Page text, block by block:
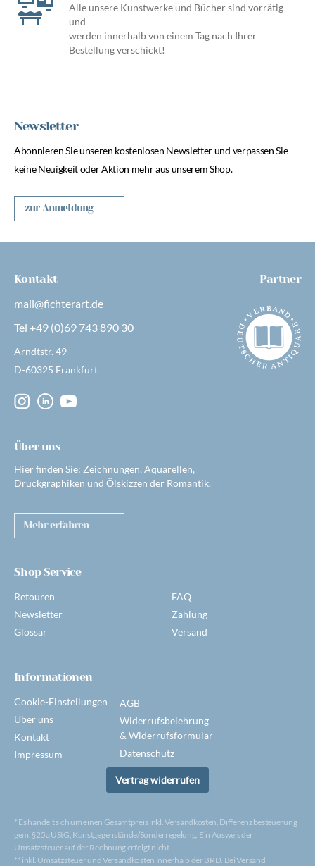
Alle unsere Kunstwerke und Bücher sind vorrätig
und
werden innerhalb von einem Tag nach Ihrer
Bestellung verschickt!
Newsletter
Abonnieren Sie unseren kostenlosen Newsletter und verpassen Sie
keine Neuigkeit oder Aktion mehr aus unserem Shop.
zur Anmeldung
Kontakt
mail@fichterart.de
Tel +49 (0)69 743 890 30
Arndtstr. 49
D-60325 Frankfurt
Partner
Über uns
Hier finden Sie: Zeichnungen, Aquarellen,
Druckgraphiken und Ölskizzen der Romantik.
Mehr erfahren
Shop Service
Retouren
Newsletter
Glossar
FAQ
Zahlung
Versand
Informationen
Cookie-Einstellungen
Über uns
Kontakt
Impressum
AGB
Widerrufsbelehrung
& Widerrufsformular
Datenschutz
Vertrag widerrufen
* Es handelt sich um einen Gesamtpreis inkl. Versandkosten. Differenzbesteuerung
gem. §25a UStG, Kunstgegenstände/Sonderregelung. Ein Ausweis der
Umsatzsteuer auf der Rechnung erfolgt nicht.
** inkl. Umsatzsteuer und Versandkosten innerhalb der BRD. Bei Versand